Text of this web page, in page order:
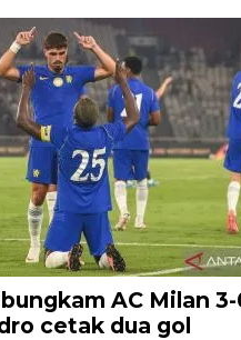
AC Milan
cetak dua gol